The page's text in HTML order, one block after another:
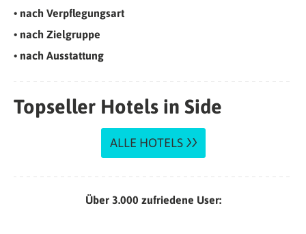
• nach Verpflegungsart
• nach Zielgruppe
• nach Ausstattung
Topseller Hotels in Side
ALLE HOTELS
Über 3.000 zufriedene User: